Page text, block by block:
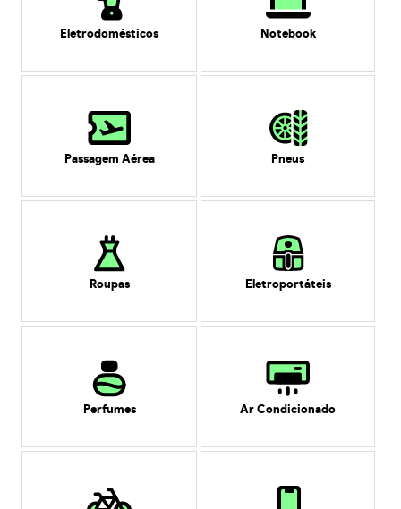
Eletrodomésticos Notebook
Passagem Aérea Pneus
Roupas Eletroportáteis
Perfumes Ar Condicionado